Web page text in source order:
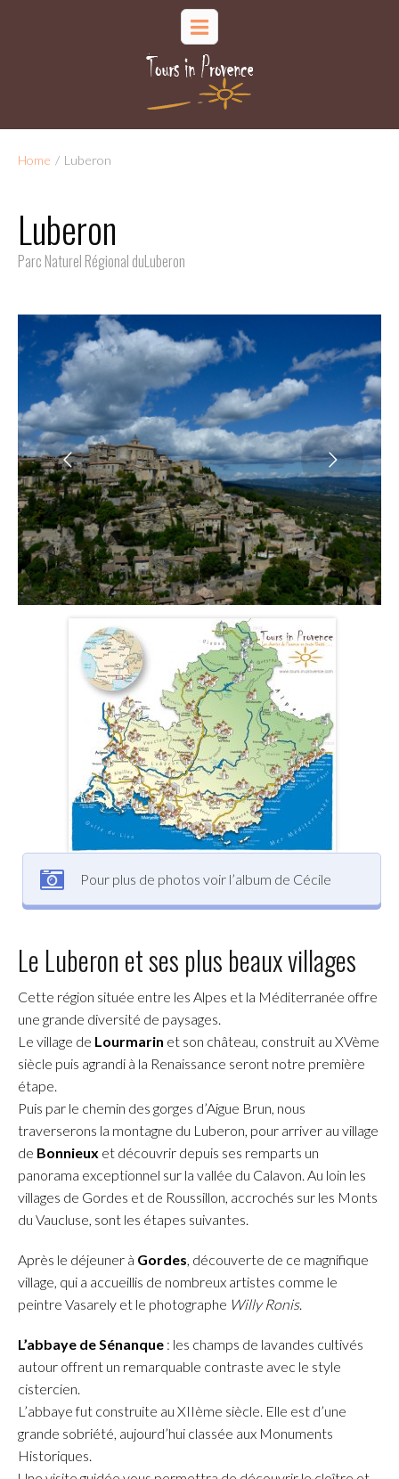
Home / Luberon
Luberon
Parc Naturel Régional duLuberon
Pour plus de photos voir l’album de Cécile
Le Luberon et ses plus beaux villages
Cette région située entre les Alpes et la Méditerranée offre
une grande diversité de paysages.
Le village de Lourmarin et son château, construit au XVème
siècle puis agrandi à la Renaissance seront notre première
étape.
Puis par le chemin des gorges d’Aigue Brun, nous
traverserons la montagne du Luberon, pour arriver au village
de Bonnieux et découvrir depuis ses remparts un
panorama exceptionnel sur la vallée du Calavon. Au loin les
villages de Gordes et de Roussillon, accrochés sur les Monts
du Vaucluse, sont les étapes suivantes.
Après le déjeuner à Gordes , découverte de ce magnifique
village, qui a accueillis de nombreux artistes comme le
peintre Vasarely et le photographe Willy Ronis.
L’abbaye de Sénanque : les champs de lavandes cultivés
autour offrent un remarquable contraste avec le style
cistercien.
L’abbaye fut construite au XIIème siècle. Elle est d’une
grande sobriété, aujourd’hui classée aux Monuments
Historiques.